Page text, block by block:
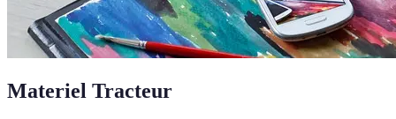
Materiel Tracteur